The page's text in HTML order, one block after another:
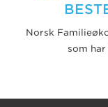
Norsk
som